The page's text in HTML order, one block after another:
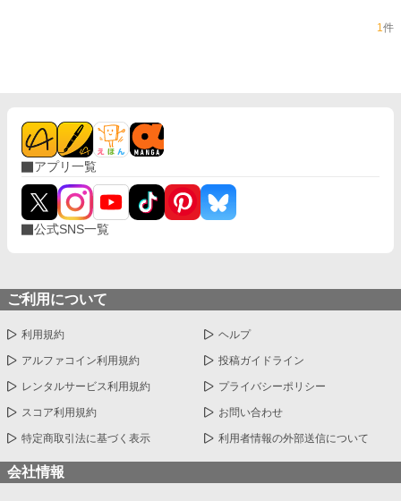
1件
アプリ一覧
公式SNS一覧
ご利用について
利用規約 ヘルプ
アルファコイン利用規約 投稿ガイドライン
レンタルサービス利用規約 プライバシーポリシー
スコア利用規約 お問い合わせ
特定商取引法に基づく表示 利用者情報の外部送信について
会社情報